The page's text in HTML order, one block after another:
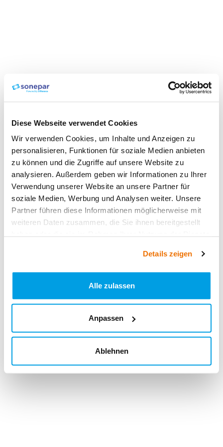
Diese Webseite verwendet Cookies
Wir verwenden Cookies, um Inhalte und Anzeigen zu
personalisieren, Funktionen für soziale Medien anbieten
zu können und die Zugriffe auf unsere Website zu
analysieren. Außerdem geben wir Informationen zu Ihrer
Verwendung unserer Website an unsere Partner für
soziale Medien, Werbung und Analysen weiter. Unsere
Partner führen diese Informationen möglicherweise mit
weiteren Daten zusammen, die Sie ihnen bereitgestellt
Details zeigen
Alle zulassen
Anpassen
Ablehnen